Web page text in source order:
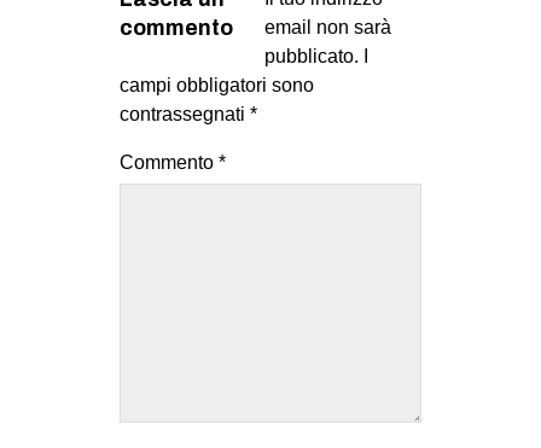
commento
email non sarà
pubblicato.
campi obbligatori sono
contrassegnati *
Commento *